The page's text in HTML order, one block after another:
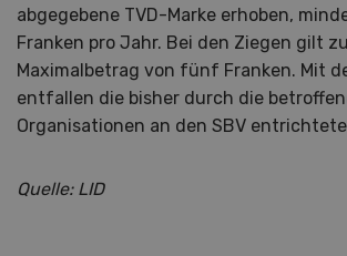
abgegebene TVD-Marke erhoben,
Franken pro Jahr. Bei den Ziegen gilt
Maximalbetrag von fünf Franken. Mit
entfallen die bisher durch die
Organisationen an den SBV
Quelle: LID